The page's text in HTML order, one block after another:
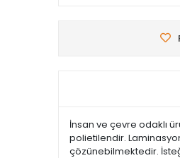
İnsan ve çevre odaklı
polietilendir.
çözünebilmektedir.